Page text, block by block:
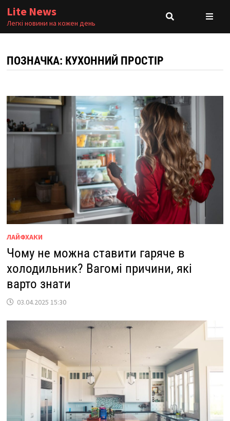
Skip
to
content
Lite News
Легкі новини на кожен день
ПОЗНАЧКА: КУХОННИЙ ПРОСТІР
ЛАЙФХАКИ
Чому не можна ставити гаряче в
холодильник? Вагомі причини, які
варто знати
03.04.2025 15:30